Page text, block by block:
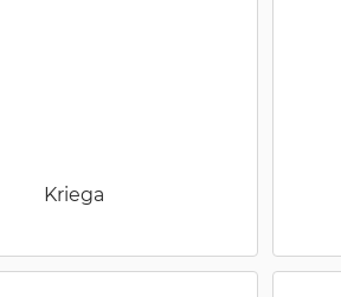
Kriega